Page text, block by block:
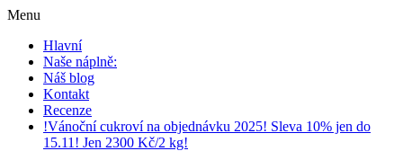
Menu
Hlavní
Naše náplně:
Náš blog
Kontakt
Recenze
!Vánoční cukroví na objednávku 2025! Sleva 10% jen do
15.11! Jen 2300 Kč/2 kg!